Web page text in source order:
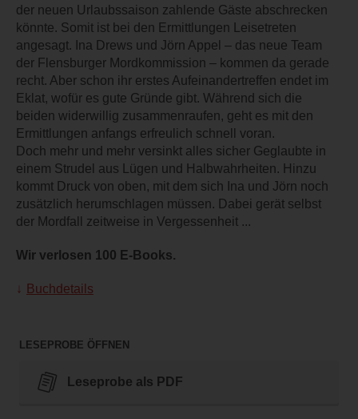
der neuen Urlaubssaison zahlende Gäste abschrecken
könnte. Somit ist bei den Ermittlungen Leisetreten
angesagt. Ina Drews und Jörn Appel – das neue Team
der Flensburger Mordkommission – kommen da gerade
recht. Aber schon ihr erstes Aufeinandertreffen endet im
Eklat, wofür es gute Gründe gibt. Während sich die
beiden widerwillig zusammenraufen, geht es mit den
Ermittlungen anfangs erfreulich schnell voran.
Doch mehr und mehr versinkt alles sicher Geglaubte in
einem Strudel aus Lügen und Halbwahrheiten. Hinzu
kommt Druck von oben, mit dem sich Ina und Jörn noch
zusätzlich herumschlagen müssen. Dabei gerät selbst
der Mordfall zeitweise in Vergessenheit ...
Wir verlosen 100 E-Books.
Buchdetails
LESEPROBE ÖFFNEN
Leseprobe als PDF